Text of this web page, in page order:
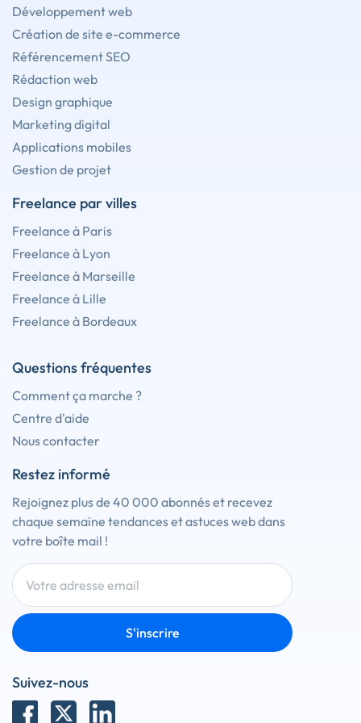
Développement web
Création de site e-commerce
Référencement SEO
Rédaction web
Design graphique
Marketing digital
Applications mobiles
Gestion de projet
Freelance par villes
Freelance à Paris
Freelance à Lyon
Freelance à Marseille
Freelance à Lille
Freelance à Bordeaux
Questions fréquentes
Comment ça marche ?
Centre d'aide
Nous contacter
Restez informé
Rejoignez plus de 40 000 abonnés et recevez
chaque semaine tendances et astuces web dans
votre boîte mail !
S'inscrire
Suivez-nous